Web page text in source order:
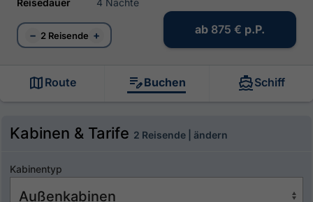
Reisedauer 4 Nächte
− 2 Reisende + ab 875 € p.P.
Route Buchen Schiff
Kabinen & Tarife 2 Reisende | ändern
Kabinentyp